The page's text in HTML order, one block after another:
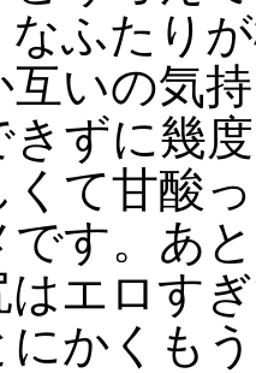
なふたり
互いの気
きずに幾
くて甘酸
です。あ
はエロす
にかくも